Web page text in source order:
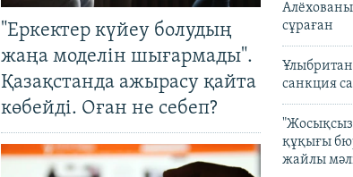
"Еркектер күйеу болудың
жаңа моделін шығармады".
Қазақстанда ажырасу қайта
көбейді. Оған не себеп?
сұраған
санкция
"Жосықсыз
құқығы
жайлы